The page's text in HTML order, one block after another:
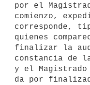
por el
comienzo,
corresponde,
quienes
finalizar la
constancia de
y el
da por